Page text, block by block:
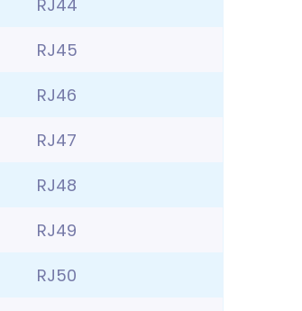
RJ44
RJ45
RJ46
RJ47
RJ48
RJ49
RJ50